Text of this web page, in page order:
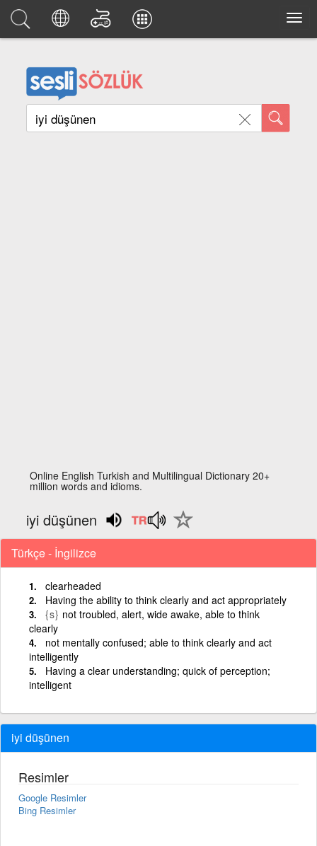
Online English Turkish and Multilingual Dictionary 20+
million words and idioms.
iyi düşünen
Türkçe - İngilizce
clearheaded
Having the ability to think clearly and act appropriately
{s} not troubled, alert, wide awake, able to think
clearly
not mentally confused; able to think clearly and act
intelligently
Having a clear understanding; quick of perception;
intelligent
iyi düşünen
Resimler
Google Resimler
Bing Resimler